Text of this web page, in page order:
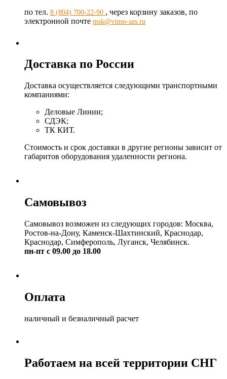
по тел. 8 (804) 700-22-90 , через корзину заказов, по
электронной почте msk@vinso-azs.ru
Доставка по России
Доставка осуществляется следующими транспортными
компаниями:
Деловые Линии;
СДЭК;
ТК КИТ.
Стоимость и срок доставки в другие регионы зависит от
габаритов оборудования удаленности региона.
Самовывоз
Самовывоз возможен из следующих городов: Москва,
Ростов-на-Дону, Каменск-Шахтинский, Краснодар,
Краснодар, Симферополь, Луганск, Челябинск.
пн-пт с 09.00 до 18.00
Оплата
наличный и безналичный расчет
Работаем на всей территории СНГ